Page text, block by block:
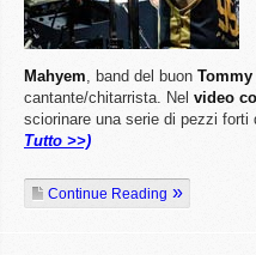
Mahyem, band del buon Tommy
cantante/chitarrista. Nel video
sciorinare una serie di pezzi forti
Tutto >>)
Continue Reading